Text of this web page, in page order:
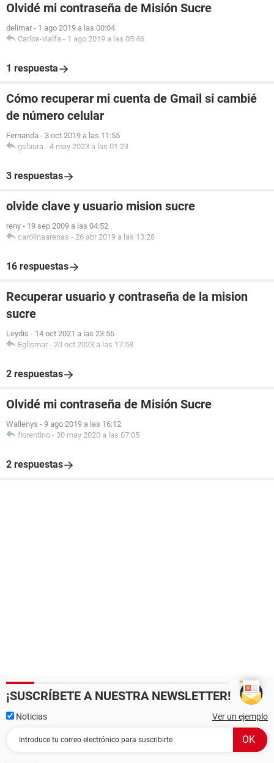
Olvidé mi contraseña de Misión Sucre
delimar - 1 ago 2019 a las 00:04
Carlos-vialfa - 1 ago 2019 a las 05:46
1 respuesta
Cómo recuperar mi cuenta de Gmail si cambié
de número celular
Fernanda - 3 oct 2019 a las 11:55
gslaura - 4 may 2023 a las 01:23
3 respuestas
olvide clave y usuario mision sucre
reny - 19 sep 2009 a las 04:52
carolinaarenas - 26 abr 2019 a las 13:28
16 respuestas
Recuperar usuario y contraseña de la mision
sucre
Leydis - 14 oct 2021 a las 23:56
Eglismar - 20 oct 2023 a las 17:58
2 respuestas
Olvidé mi contraseña de Misión Sucre
Wallenys - 9 ago 2019 a las 16:12
florentino - 30 may 2020 a las 07:05
2 respuestas
¡SUSCRÍBETE A NUESTRA NEWSLETTER!
Noticias Ver un ejemplo